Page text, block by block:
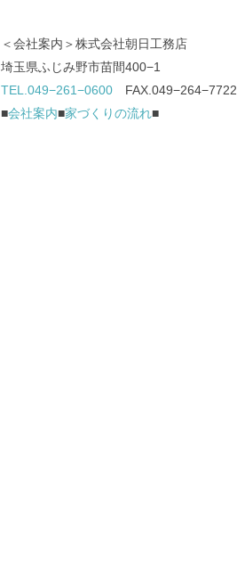
＜会社案内＞株式会社朝日工務店
埼玉県ふじみ野市苗間400−1
TEL.049−261−0600 FAX.049−264−7722
■会社案内■家づくりの流れ■